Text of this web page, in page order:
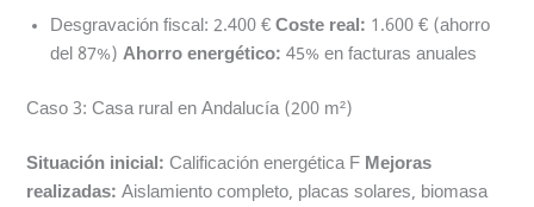
Desgravación fiscal: 2.400 €Coste real: 1.600 € (ahorro
del 87%)Ahorro energético: 45% en facturas anuales
Caso 3: Casa rural en Andalucía (200 m²)
Situación inicial: Calificación energética F Mejoras
realizadas: Aislamiento completo, placas solares, biomasa